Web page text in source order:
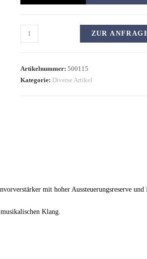
ZUR
Artikelnummer:500115
Kategorie: Diverse Artikel
mit hoher Aussteuerungsreserve und
Klang.